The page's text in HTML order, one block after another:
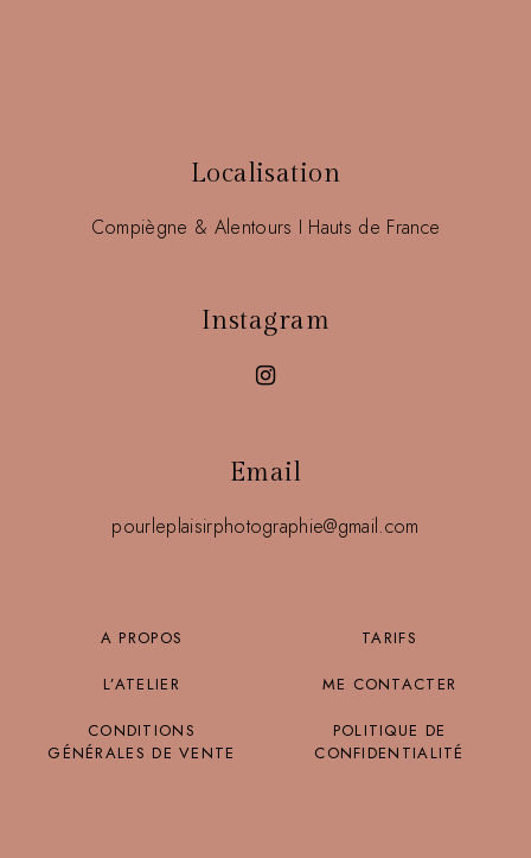
Localisation
Compiègne & Alentours I Hauts de France
Instagram
Email
pourleplaisirphotographie@gmail.com
A PROPOS TARIFS
L’ATELIER ME CONTACTER
CONDITIONS
GÉNÉRALES DE VENTE
POLITIQUE DE
CONFIDENTIALITÉ